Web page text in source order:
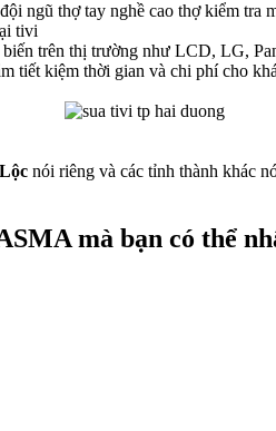
ngũ thợ tay nghề cao thợ kiểm
tivi
trên thị trường như LCD, LG,
tiết kiệm thời gian và chi phí cho
nói riêng và các tỉnh thành khác
mà bạn có thể